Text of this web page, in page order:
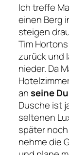
Ich treffe
einen Berg
steigen
Tim
zurück und
nieder. Da
anseine
Dusche ist
seltenen
später
nehme die